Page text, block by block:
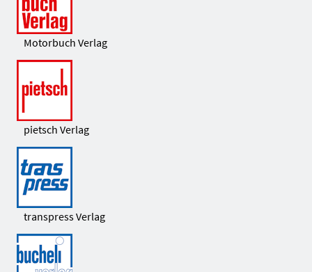
Motorbuch Verlag
pietsch Verlag
transpress Verlag